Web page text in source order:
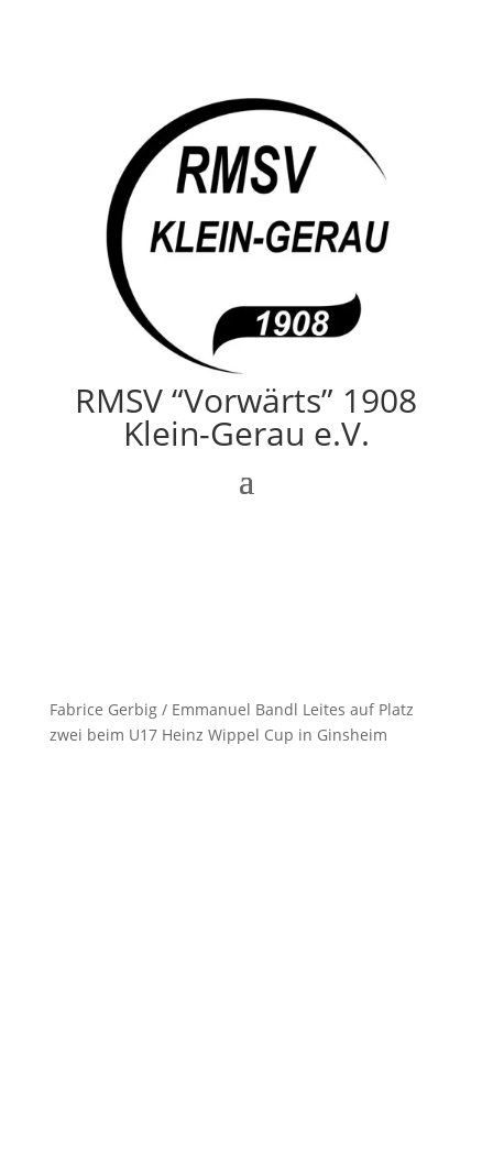
RMSV “Vorwärts” 1908
Klein-Gerau e.V.
Fabrice Gerbig / Emmanuel Bandl Leites auf Platz
zwei beim U17 Heinz Wippel Cup in Ginsheim